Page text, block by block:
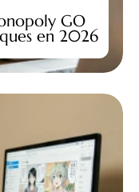
GO
en 2026